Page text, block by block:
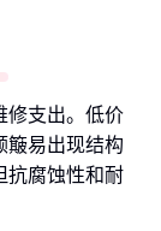
修支出。低价
簸易出现结构
抗腐蚀性和耐